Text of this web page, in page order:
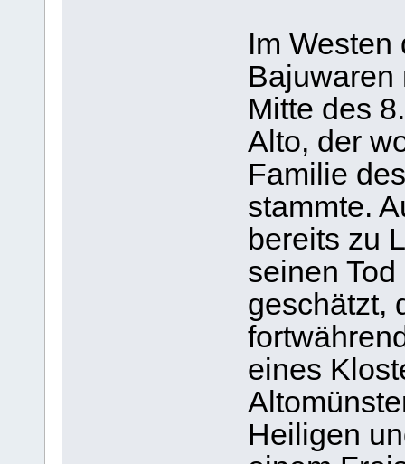
Im
Bajuwaren
Mitte des
Alto, der
Familie
stammte.
bereits zu
seinen
geschätzt,
eines
Heiligen